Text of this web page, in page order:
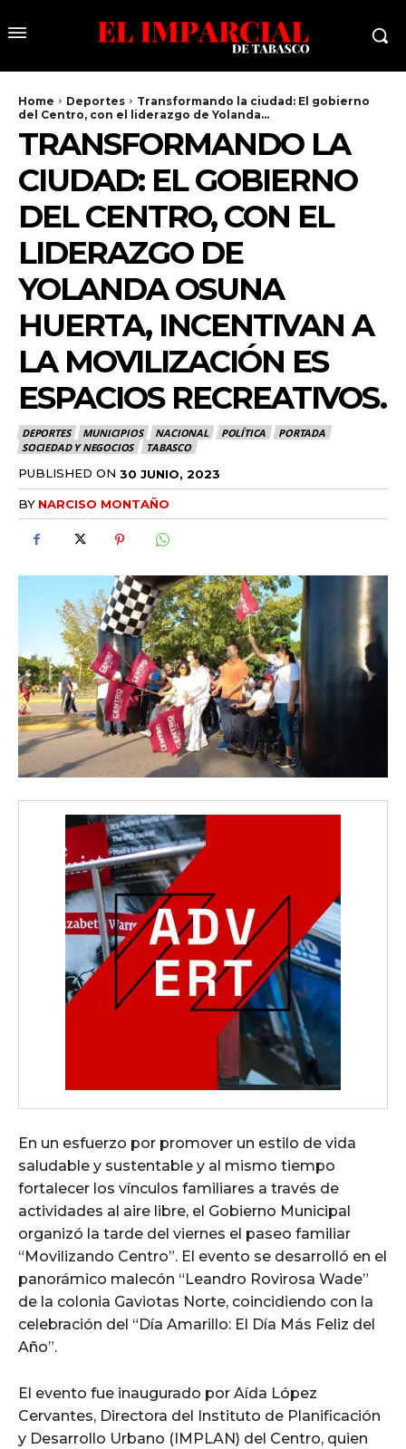
Home Deportes
Transformando la ciudad: El gobierno
del Centro, con el liderazgo de Yolanda...
TRANSFORMANDO LA
CIUDAD: EL GOBIERNO
DEL CENTRO, CON EL
LIDERAZGO DE
YOLANDA OSUNA
HUERTA, INCENTIVAN A
LA MOVILIZACIÓN ES
ESPACIOS RECREATIVOS.
DEPORTES MUNICIPIOS NACIONAL POLÍTICA
PORTADA
SOCIEDAD Y NEGOCIOS
TABASCO
PUBLISHED ON 30 JUNIO, 2023
BY NARCISO MONTAÑO
En un esfuerzo por promover un estilo de vida
saludable y sustentable y al mismo tiempo
fortalecer los vínculos familiares a través de
actividades al aire libre, el Gobierno Municipal
organizó la tarde del viernes el paseo familiar
“Movilizando Centro”. El evento se desarrolló en el
panorámico malecón “Leandro Rovirosa Wade”
de la colonia Gaviotas Norte, coincidiendo con la
celebración del “Día Amarillo: El Día Más Feliz del
Año”.
El evento fue inaugurado por Aída López
Cervantes, Directora del Instituto de Planificación
y Desarrollo Urbano (IMPLAN) del Centro, quien